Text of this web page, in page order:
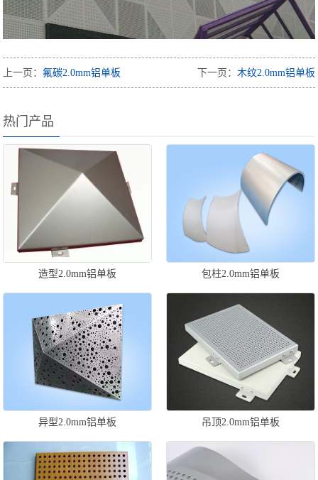
上一页： 氟碳2.0mm铝单板 下一页： 木纹2.0mm铝单板
热门产品
造型2.0mm铝单板 包柱2.0mm铝单板
异型2.0mm铝单板 吊顶2.0mm铝单板